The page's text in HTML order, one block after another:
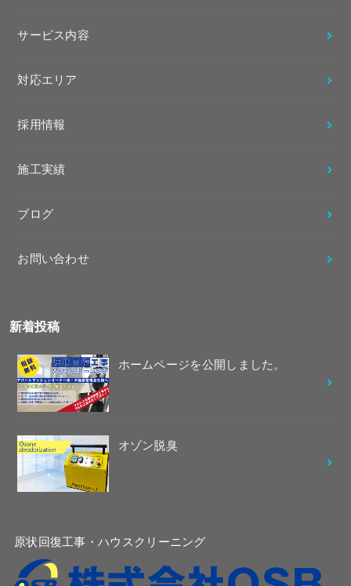
サービス内容
対応エリア
採用情報
施工実績
ブログ
お問い合わせ
新着投稿
ホームページを公開しました。
オゾン脱臭
原状回復工事・ハウスクリーニング